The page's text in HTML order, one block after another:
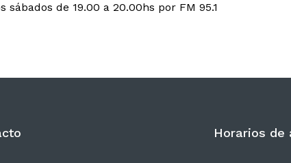
sábados de 19.00 a 20.00hs por FM 95.1
Horarios de